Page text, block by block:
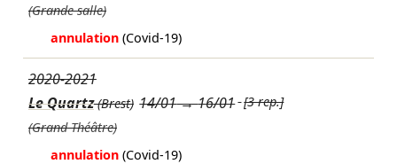
(Grande salle)
annulation (Covid-19)
2020-2021
Le Quartz(Brest) 14/01→16/01 [3 rep.]
(Grand Théâtre)
annulation (Covid-19)